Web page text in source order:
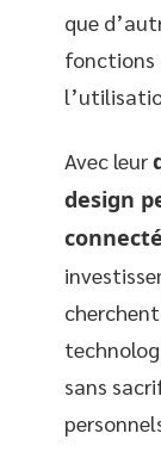
que
Avec leur
design
sans